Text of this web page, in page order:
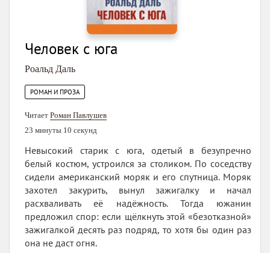
Человек с юга
Роальд Даль
РОМАН И ПРОЗА
Читает Роман Павлушев
23 минуты 10 секунд
Невысокий старик с юга, одетый в безупречно
белый костюм, устроился за столиком. По соседству
сидели американский моряк и его спутница. Моряк
захотел закурить, вынул зажигалку и начал
расхваливать её надёжность. Тогда южанин
предложил спор: если щёлкнуть этой «безотказной»
зажигалкой десять раз подряд, то хотя бы один раз
она не даст огня.